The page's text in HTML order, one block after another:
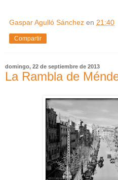
Gaspar Agulló Sánchez en 21:40
Compartir
domingo, 22 de septiembre de 2013
La Rambla de